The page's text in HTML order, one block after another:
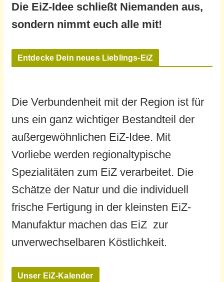
Die EiZ-Idee schließt Niemanden aus,
sondern nimmt euch alle mit!
Entdecke Dein neues Lieblings-EiZ
Die Verbundenheit mit der Region ist für
uns ein ganz wichtiger Bestandteil der
außergewöhnlichen EiZ-Idee. Mit
Vorliebe werden regionaltypische
Spezialitäten zum EiZ verarbeitet. Die
Schätze der Natur und die individuell
frische Fertigung in der kleinsten EiZ-
Manufaktur machen das EiZ zur
unverwechselbaren Köstlichkeit.
Unser EiZ-Kalender